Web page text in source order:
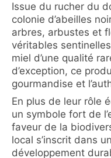
Issue du rucher du
colonie d’abeilles
arbres, arbustes et
véritables
miel d’une qualité
d’exception, ce
gourmandise et
En plus de leur rôle
un symbole fort de
faveur de la
local s’inscrit dans
développement